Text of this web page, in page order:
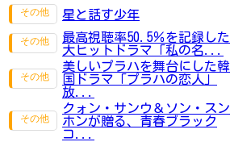
星と話す少年
最高視聴率50.5％を記録した
大ヒットドラマ「私の名...
美しいプラハを舞台にした韓
国ドラマ「プラハの恋人」
放...
クォン・サンウ＆ソン・スン
ホンが贈る、青春ブラック
コ...